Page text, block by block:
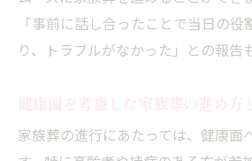
「事前に話し合ったことで当日の
り、トラブルがなかった」との報告
家族葬の進行にあたっては、健康面